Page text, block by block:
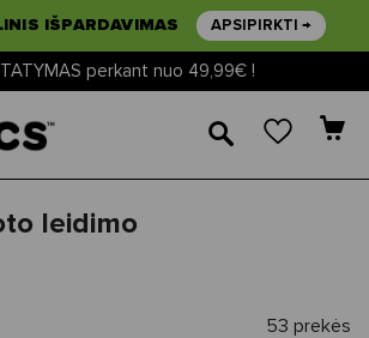
IŠPARDAVIMAS APSIPIRKTI →
perkant nuo 49,99€ !
🔎
leidimo
53 prekės